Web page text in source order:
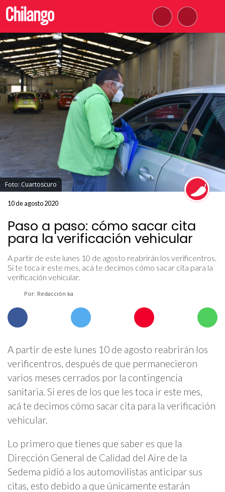
Foto: Cuartoscuro
10 de agosto 2020
Paso a paso: cómo sacar cita
para la verificación vehicular
A partir de este lunes 10 de agosto reabrirán los verificentros.
Si te toca ir este mes, acá te decimos cómo sacar cita para la
verificación vehicular.
Por: Redacción ka
A partir de este lunes 10 de agosto reabrirán los
verificentros, después de que permanecieron
varios meses cerrados por la contingencia
sanitaria. Si eres de los que les toca ir este mes,
acá te decimos cómo sacar cita para la verificación
vehicular.
Lo primero que tienes que saber es que la
Dirección General de Calidad del Aire de la
Sedema pidió a los automovilistas anticipar sus
citas, esto debido a que únicamente estarán